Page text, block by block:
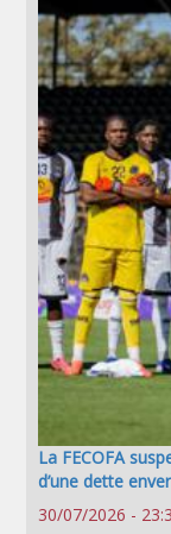
La FECOFA
d’une dette
30/07/2026 -